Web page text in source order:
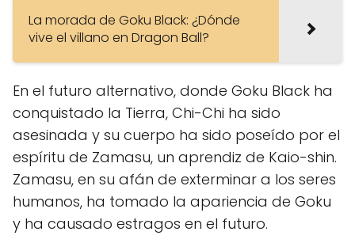
La morada de Goku Black: ¿Dónde
vive el villano en Dragon Ball?
En el futuro alternativo, donde Goku Black ha
conquistado la Tierra, Chi-Chi ha sido
asesinada y su cuerpo ha sido poseído por el
espíritu de Zamasu, un aprendiz de Kaio-shin.
Zamasu, en su afán de exterminar a los seres
humanos, ha tomado la apariencia de Goku
y ha causado estragos en el futuro.